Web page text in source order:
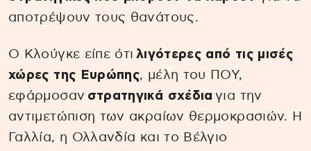
αποτρέψουν τους θανάτους.
Ο Κλούγκε είπε ότι λιγότερες από τις μισές
χώρες της Ευρώπης, μέλη του ΠΟΥ,
εφάρμοσαν στρατηγικά σχέδια για την
αντιμετώπιση των ακραίων θερμοκρασιών. Η
Γαλλία, η Ολλανδία και το Βέλγιο